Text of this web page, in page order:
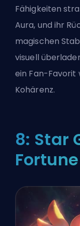
Fähigkeiten
Aura, und ihr
magischen
visuell
ein Fan-Favorit
Kohärenz.
8: Star
Fortune